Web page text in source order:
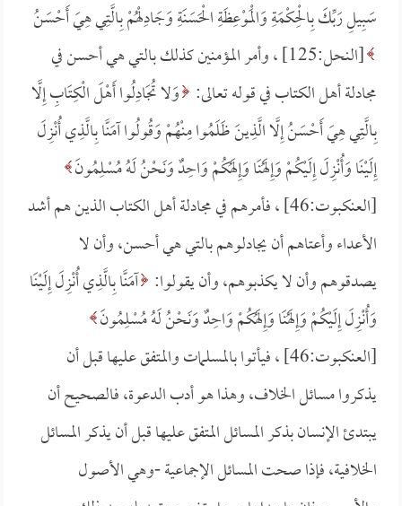
سَبِيلِ رَبِّكَ بِالْحِكْمَةِ وَالْمَوْعِظَةِ الْحَسَنَةِ وَجَادِلْهُمْ بِالَّتِي هِيَ أَحْسَنُ
[النحل:125] ، وأمر المؤمنين كذلك بالتي هي أحسن في
مجادلة أهل الكتاب في قوله تعالى: وَلا تُجَادِلُوا أَهْلَ الْكِتَابِ إِلَّا
بِالَّتِي هِيَ أَحْسَنُ إِلَّا الَّذِينَ ظَلَمُوا مِنْهُمْ وَقُولُوا آمَنَّا بِالَّذِي أُنْزِلَ
إِلَيْنَا وَأُنْزِلَ إِلَيْكُمْ وَإِلَهُنَا وَإِلَهُكُمْ وَاحِدٌ وَنَحْنُ لَهُ مُسْلِمُونَ
[العنكبوت:46] ، فأمرهم في مجادلة أهل الكتاب الذين هم أشد
الأعداء وأعتاهم أن يجادلوهم بالتي هي أحسن، وأن لا
يصدقوهم وأن لا يكذبوهم، وأن يقولوا: آمَنَّا بِالَّذِي أُنْزِلَ إِلَيْنَا
وَأُنْزِلَ إِلَيْكُمْ وَإِلَهُنَا وَإِلَهُكُمْ وَاحِدٌ وَنَحْنُ لَهُ مُسْلِمُونَ
[العنكبوت:46] ، فيأتوا بالمسلمات والمتفق عليها قبل أن
يذكروا مسائل الخلاف، وهذا هو أدب الدعوة، فالصحيح أن
يبتدئ الإنسان بذكر المسائل المتفق عليها قبل أن يذكر المسائل
الخلافية، فإذا صحت المسائل الإجماعية -وهي الأصول